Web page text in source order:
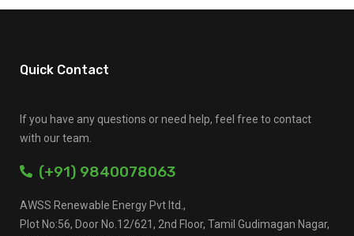
Quick Contact
If you have any questions or need help, feel free to contact
with our team.
(+91) 9840078063
AWSS Renewable Energy Pvt ltd.,
Plot No:56, Door No.12/621, 2nd Floor, Tamil Gudimagan Nagar,